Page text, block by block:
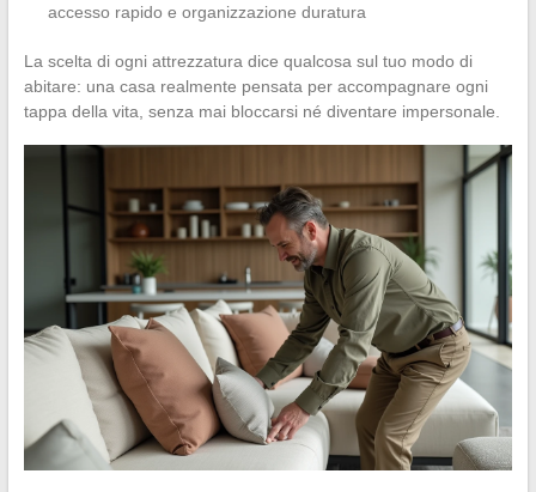
accesso rapido e organizzazione duratura
La scelta di ogni attrezzatura dice qualcosa sul tuo modo di
abitare: una casa realmente pensata per accompagnare ogni
tappa della vita, senza mai bloccarsi né diventare impersonale.